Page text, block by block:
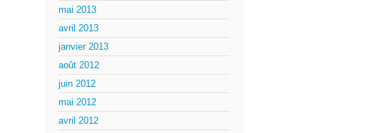
mai 2013
avril 2013
janvier 2013
août 2012
juin 2012
mai 2012
avril 2012